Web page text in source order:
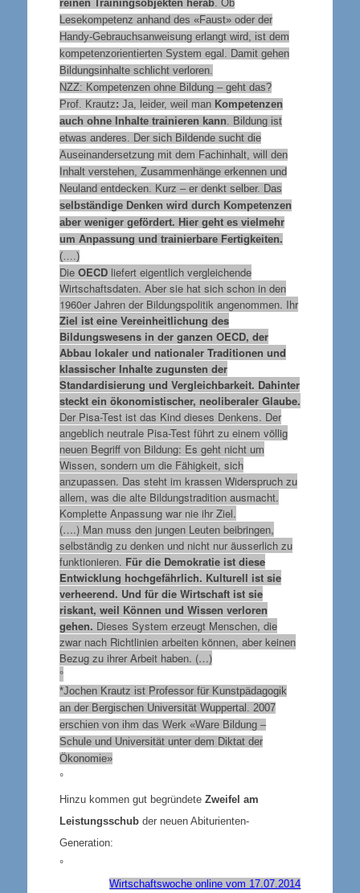
reinen Trainingsobjekten herab. Ob
Lesekompetenz anhand des «Faust» oder der
Handy-Gebrauchsanweisung erlangt wird, ist dem
kompetenzorientierten System egal. Damit gehen
Bildungsinhalte schlicht verloren.
NZZ: Kompetenzen ohne Bildung – geht das?
Prof. Krautz: Ja, leider, weil man Kompetenzen
auch ohne Inhalte trainieren kann . Bildung ist
etwas anderes. Der sich Bildende sucht die
Auseinandersetzung mit dem Fachinhalt, will den
Inhalt verstehen, Zusammenhänge erkennen und
Neuland entdecken. Kurz – er denkt selber. Das
selbständige Denken wird durch Kompetenzen
aber weniger gefördert. Hier geht es vielmehr
um Anpassung und trainierbare Fertigkeiten.
(….)
Die OECD liefert eigentlich vergleichende
Wirtschaftsdaten. Aber sie hat sich schon in den
1960er Jahren der Bildungspolitik angenommen. Ihr
Ziel ist eine Vereinheitlichung des
Bildungswesens in der ganzen OECD, der
Abbau lokaler und nationaler Traditionen und
klassischer Inhalte zugunsten der
Standardisierung und Vergleichbarkeit. Dahinter
steckt ein ökonomistischer, neoliberaler Glaube.
Der Pisa-Test ist das Kind dieses Denkens. Der
angeblich neutrale Pisa-Test führt zu einem völlig
neuen Begriff von Bildung: Es geht nicht um
Wissen, sondern um die Fähigkeit, sich
anzupassen. Das steht im krassen Widerspruch zu
allem, was die alte Bildungstradition ausmacht.
Komplette Anpassung war nie ihr Ziel.
(….) Man muss den jungen Leuten beibringen,
selbständig zu denken und nicht nur äusserlich zu
funktionieren. Für die Demokratie ist diese
Entwicklung hochgefährlich. Kulturell ist sie
verheerend. Und für die Wirtschaft ist sie
riskant, weil Können und Wissen verloren
gehen. Dieses System erzeugt Menschen, die
zwar nach Richtlinien arbeiten können, aber keinen
Bezug zu ihrer Arbeit haben. (…)
°
*Jochen Krautz ist Professor für Kunstpädagogik
an der Bergischen Universität Wuppertal. 2007
erschien von ihm das Werk «Ware Bildung –
Schule und Universität unter dem Diktat der
Ökonomie»
°
Hinzu kommen gut begründete Zweifel am
Leistungsschubder neuen Abiturienten-
Generation:
°
Wirtschaftswoche online vom 17.07.2014